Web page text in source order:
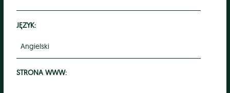
JĘZYK:
Angielski
STRONA WWW: